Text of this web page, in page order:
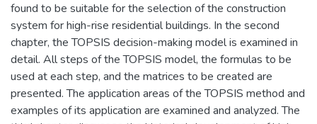
found to be suitable for the selection of the construction
system for high-rise residential buildings. In the second
chapter, the TOPSIS decision-making model is examined in
detail. All steps of the TOPSIS model, the formulas to be
used at each step, and the matrices to be created are
presented. The application areas of the TOPSIS method and
examples of its application are examined and analyzed. The